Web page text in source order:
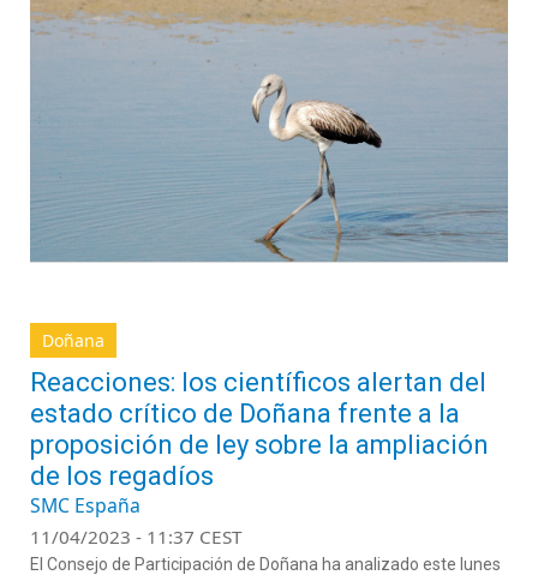
Doñana
Reacciones: los científicos alertan del
estado crítico de Doñana frente a la
proposición de ley sobre la ampliación
de los regadíos
SMC España
11/04/2023 - 11:37 CEST
El Consejo de Participación de Doñana ha analizado este lunes